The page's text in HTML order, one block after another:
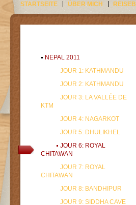
STARTSEITE ÜBER MICH
NEPAL 2011
JOUR 1: KATHMANDU
JOUR 2: KATHMANDU
JOUR 3: LA VALLÉE DE
KTM
JOUR 4: NAGARKOT
JOUR 5: DHULIKHEL
JOUR 6: ROYAL
CHITAWAN
JOUR 7: ROYAL
CHITAWAN
JOUR 8: BANDHIPUR
JOUR 9: SIDDHA CAVE